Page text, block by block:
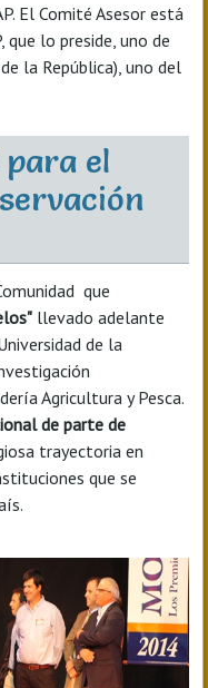
El Comité Asesor está
que lo preside, uno de
la República), uno del
el
que
llevado adelante
de la
Agricultura y Pesca.
de parte de
trayectoria en
que se